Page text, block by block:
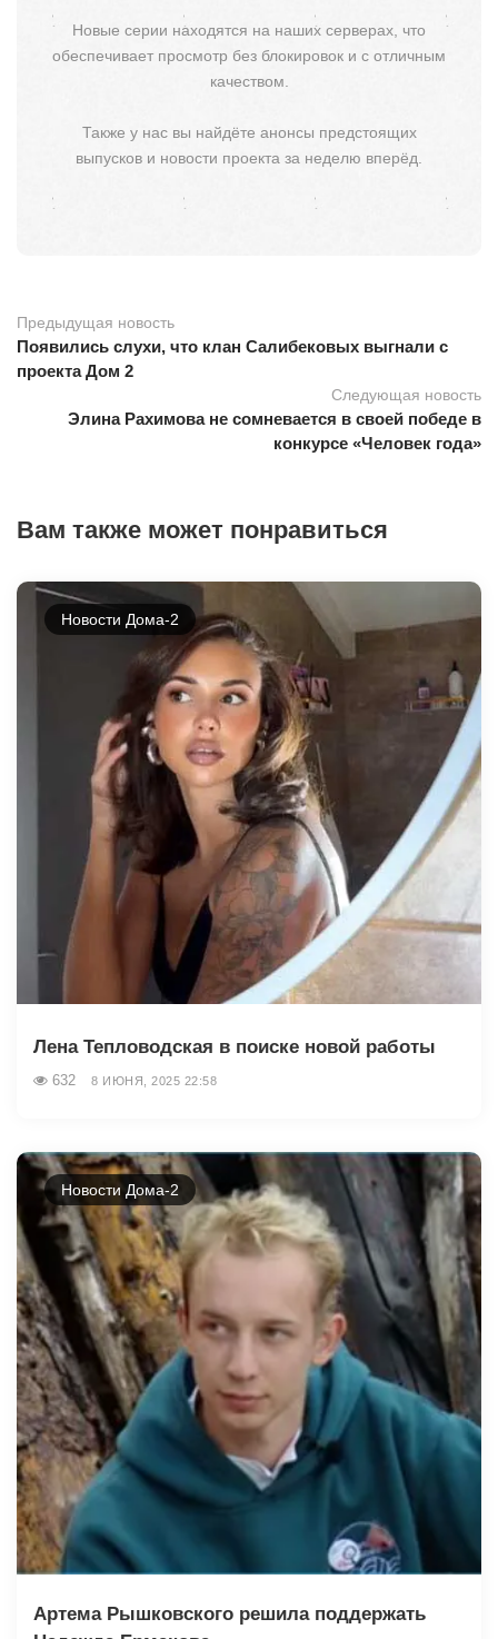
Новые серии находятся на наших серверах, что
обеспечивает просмотр без блокировок и с отличным
качеством.
Также у нас вы найдёте анонсы предстоящих
выпусков и новости проекта за неделю вперёд.
Предыдущая новость
Появились слухи, что клан Салибековых выгнали с
проекта Дом 2
Следующая новость
Элина Рахимова не сомневается в своей победе в
конкурсе «Человек года»
Вам также может понравиться
Новости Дома-2
Лена Тепловодская в поиске новой работы
632 8 ИЮНЯ, 2025 22:58
Новости Дома-2
Артема Рышковского решила поддержать